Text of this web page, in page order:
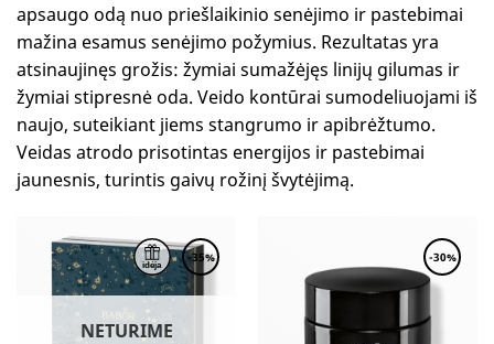
apsaugo odą nuo priešlaikinio senėjimo ir pastebimai
mažina esamus senėjimo požymius. Rezultatas yra
atsinaujinęs grožis: žymiai sumažėjęs linijų gilumas ir
žymiai stipresnė oda. Veido kontūrai sumodeliuojami iš
naujo, suteikiant jiems stangrumo ir apibrėžtumo.
Veidas atrodo prisotintas energijos ir pastebimai
jaunesnis, turintis gaivų rožinį švytėjimą.
-35%
NETURIME
-30%